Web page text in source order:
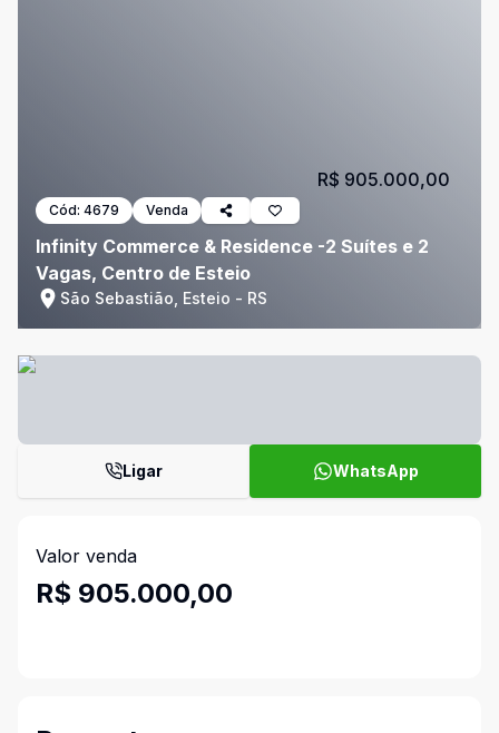
Cód: 4679 Venda
Infinity Commerce & Residence -2 Suítes e 2
Vagas, Centro de Esteio
São Sebastião, Esteio - RS
R$ 905.000,00
Ligar WhatsApp
Valor venda
R$ 905.000,00